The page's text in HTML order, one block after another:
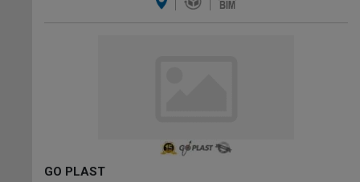
GO PLAST